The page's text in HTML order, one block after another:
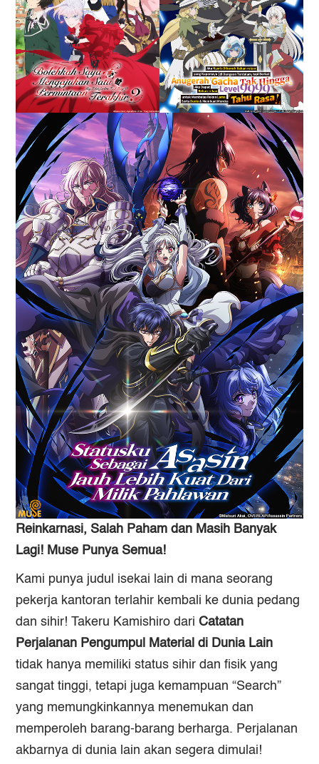
Reinkarnasi, Salah Paham dan Masih Banyak
Lagi! Muse Punya Semua!
Kami punya judul isekai lain di mana seorang
pekerja kantoran terlahir kembali ke dunia pedang
dan sihir! Takeru Kamishiro dariCatatan
Perjalanan Pengumpul Material di Dunia Lain
tidak hanya memiliki status sihir dan fisik yang
sangat tinggi, tetapi juga kemampuan “Search”
yang memungkinkannya menemukan dan
memperoleh barang-barang berharga. Perjalanan
akbarnya di dunia lain akan segera dimulai!